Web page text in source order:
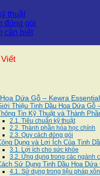
thuật
đóng gói
cần biết
Dứa Gỗ – Kewra
Thiệu Tinh Dầu Hoa Dứa Gỗ
Tin Kỹ Thuật và Thành
2.1. Tiêu chuẩn kỹ thuật
2.2. Thành phần hóa học chính
2.3. Quy cách đóng gói
Dụng và Lợi Ích Của Tinh
3.1. Lợi ích cho sức khỏe
3.2. Ứng dụng trong các ngành
Sử Dụng Tinh Dầu Hoa Dứa
4.1. Sử dụng trong liệu pháp